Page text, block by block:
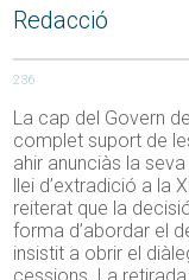
Redacció
236
La cap del Govern
complet suport de
ahir anunciàs la
llei d’extradició a la
reiterat que la
forma d’abordar el
insistit a obrir el